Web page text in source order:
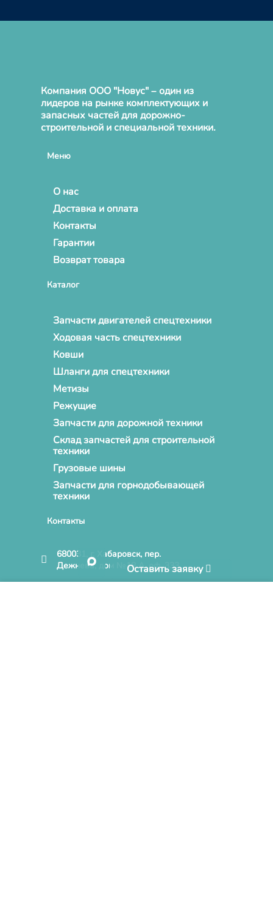
Компания ООО "Новус" – один из
лидеров на рынке комплектующих и
запасных частей для дорожно-
строительной и специальной техники.
Меню
О нас
Доставка и оплата
Контакты
Гарантии
Возврат товара
Каталог
Запчасти двигателей спецтехники
Ходовая часть спецтехники
Ковши
Шланги для спецтехники
Метизы
Режущие
Запчасти для дорожной техники
Склад запчастей для строительной
техники
Грузовые шины
Запчасти для горнодобывающей
техники
Контакты
680031, г. Хабаровск, пер.
Дежнева, дом №18 А, оф. 333
Оставить заявку